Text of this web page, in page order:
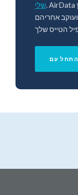
שלי. AirData מזהה אוטומטית את התעודה, מחלץ
אחריהם